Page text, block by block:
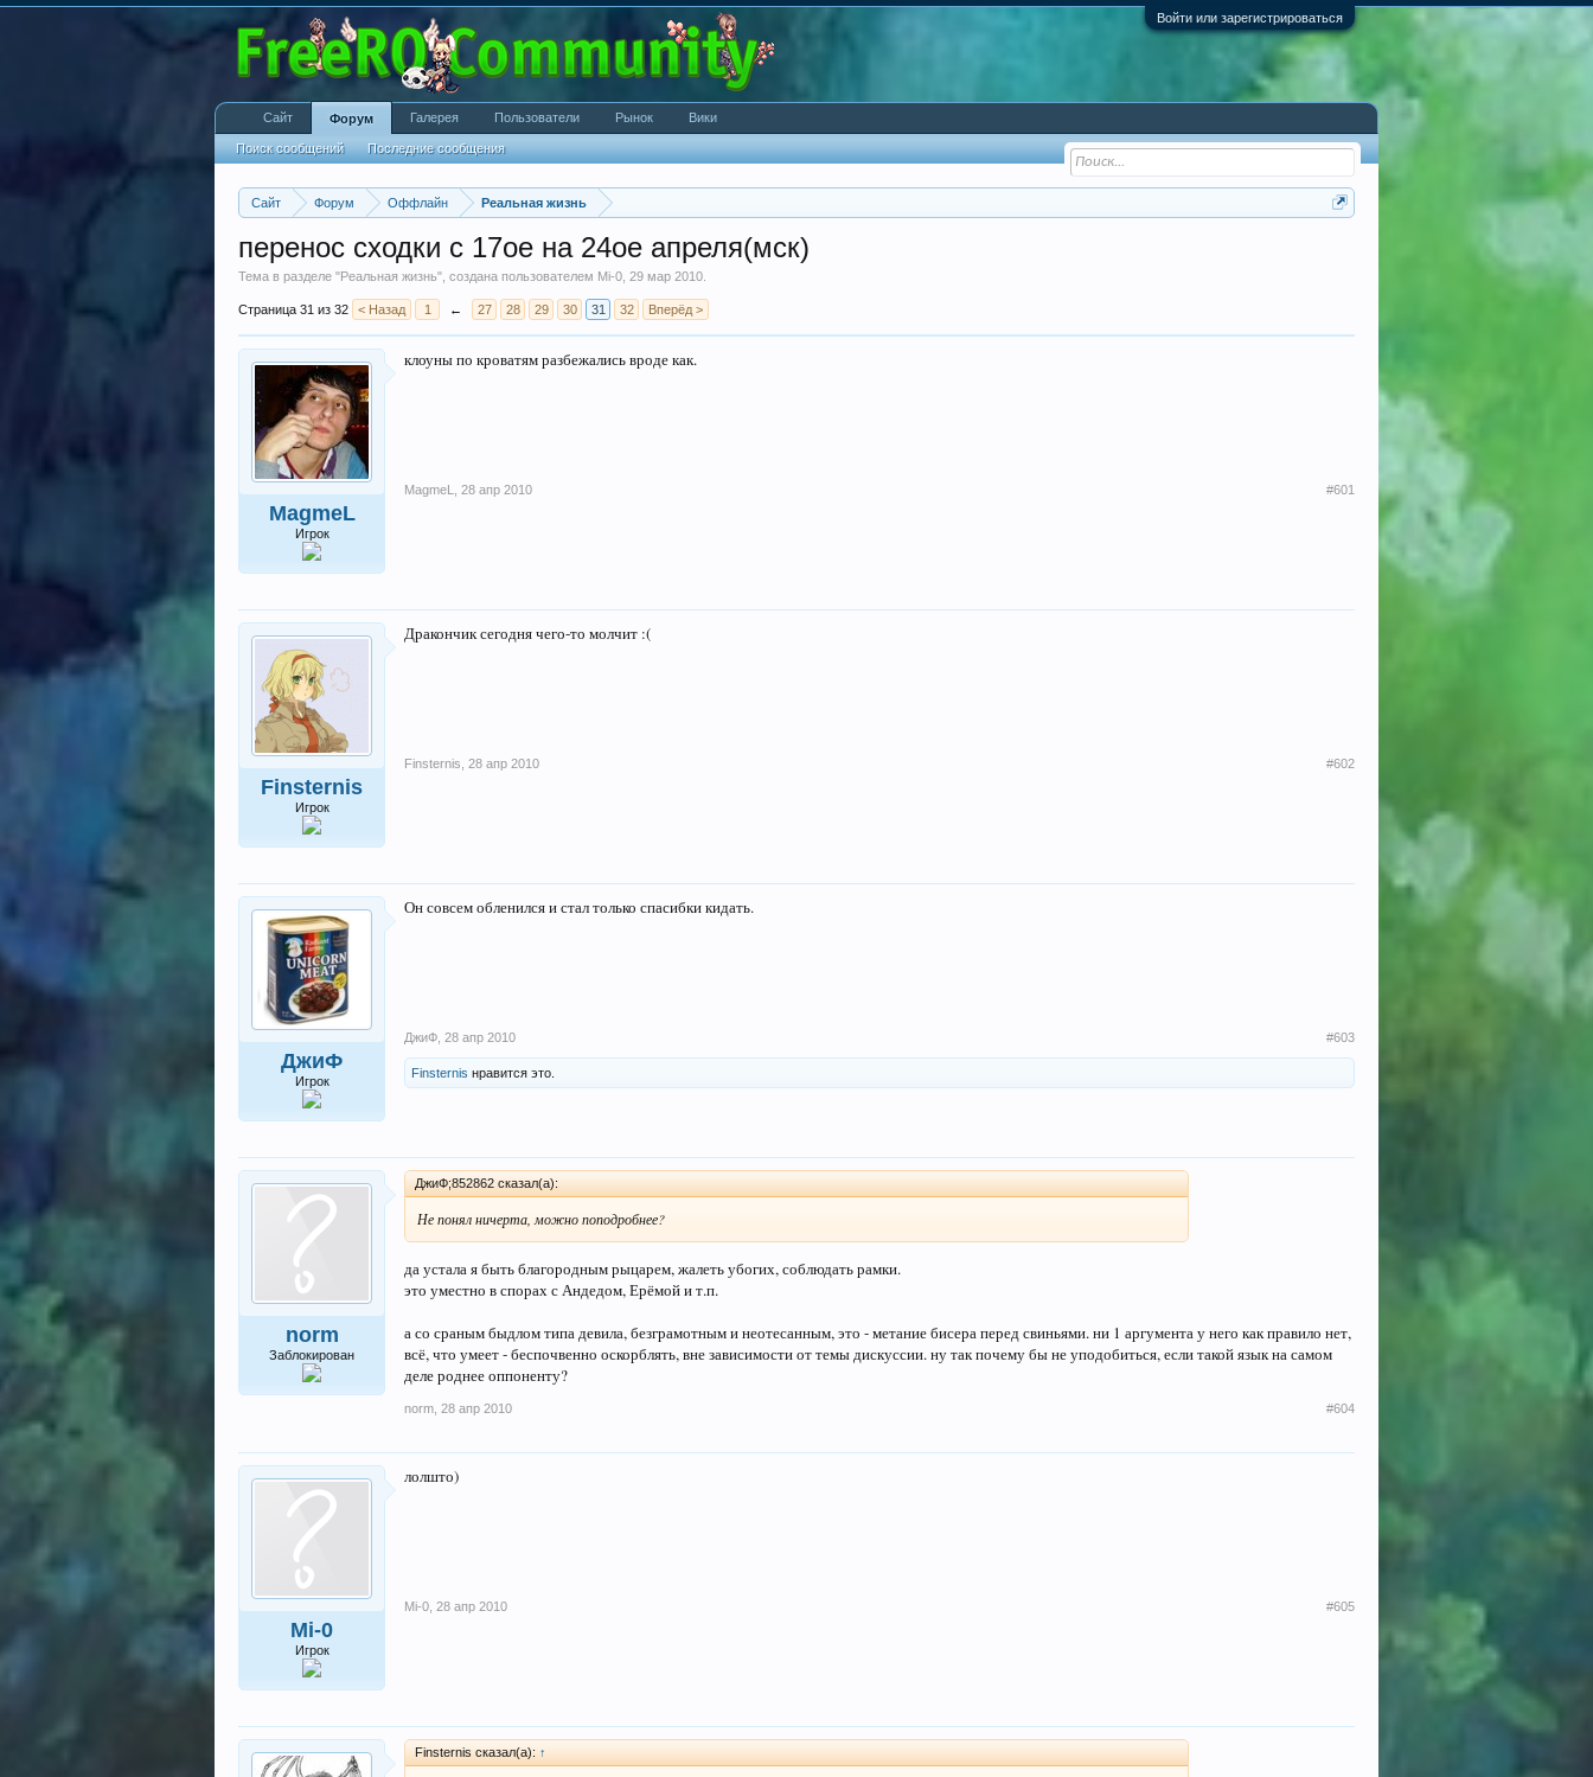
Войти или зарегистрироваться
Сайт Форум Оффлайн Реальная жизнь
перенос сходки с 17ое на 24ое апреля(мск)
Тема в разделе "Реальная жизнь", создана пользователем Mi-0 29 мар 2010
Страница 31 из 32 < Назад 1 ← 27 28 29 30 31 32 Вперёд >
MagmeL
Игрок
клоуны по кроватям разбежались вроде как.
MagmeL 28 апр 2010 #601
Finsternis
Игрок
Дракончик сегодня чего-то молчит :(
Finsternis 28 апр 2010 #602
ДжиФ
Игрок
Он совсем обленился и стал только спасибки кидать.
ДжиФ 28 апр 2010 #603
Finsternis нравится это.
norm
Заблокирован
ДжиФ;852862 сказал(а):
Не понял ничерта, можно поподробнее?
да устала я быть благородным рыцарем, жалеть убогих, соблюдать рамки.
это уместно в спорах с Андедом, Ерёмой и т.п.
а со сраным быдлом типа девила, безграмотным и неотесанным, это - метание бисера перед свиньями. ни 1 аргумента у него как правило нет,
всё, что умеет - беспочвенно оскорблять, вне зависимости от темы дискуссии. ну так почему бы не уподобиться, если такой язык на самом
деле роднее оппоненту?
norm 28 апр 2010 #604
Mi-0
Игрок
лолшто)
Mi-0 28 апр 2010 #605
Finsternis сказал(а): ↑
Сайт Форум
Поиск сообщений Последние сообщения
Галерея Пользователи Рынок Вики